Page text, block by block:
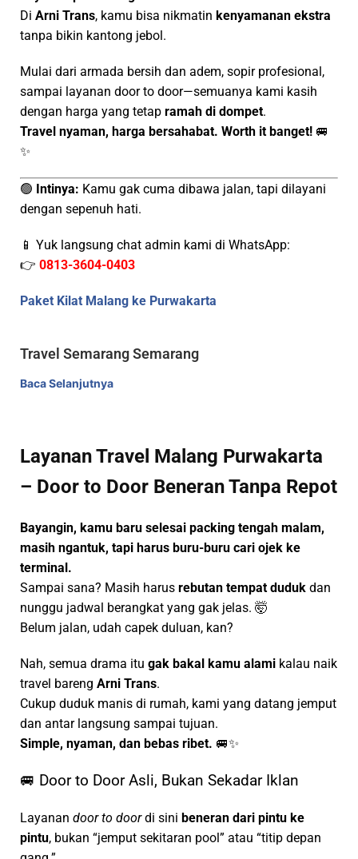
Di Arni Trans, kamu bisa nikmatin kenyamanan ekstra
tanpa bikin kantong jebol.
Mulai dari armada bersih dan adem, sopir profesional,
sampai layanan door to door—semuanya kami kasih
dengan harga yang tetap ramah di dompet.
Travel nyaman, harga bersahabat. Worth it banget! 🚐
✨
🟢 Intinya: Kamu gak cuma dibawa jalan, tapi dilayani
dengan sepenuh hati.
📱 Yuk langsung chat admin kami di WhatsApp:
👉 0813-3604-0403
Paket Kilat Malang ke Purwakarta
Travel Semarang Semarang
Baca Selanjutnya
Layanan Travel Malang Purwakarta
– Door to Door Beneran Tanpa Repot
Bayangin, kamu baru selesai packing tengah malam,
masih ngantuk, tapi harus buru-buru cari ojek ke
terminal.
Sampai sana? Masih harus rebutan tempat duduk dan
nunggu jadwal berangkat yang gak jelas. 🤯
Belum jalan, udah capek duluan, kan?
Nah, semua drama itu gak bakal kamu alami kalau naik
travel bareng Arni Trans.
Cukup duduk manis di rumah, kami yang datang jemput
dan antar langsung sampai tujuan.
Simple, nyaman, dan bebas ribet. 🚐✨
🚐 Door to Door Asli, Bukan Sekadar Iklan
Layanan door to doordi sini beneran dari pintu ke
pintu, bukan “jemput sekitaran pool” atau “titip depan